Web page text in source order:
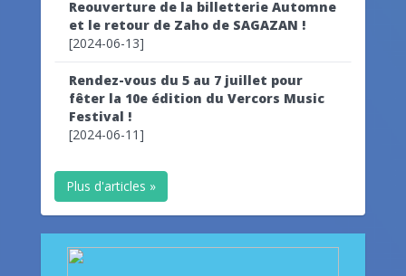
Reouverture de la billetterie Automne
et le retour de Zaho de SAGAZAN !
[2024-06-13]
Rendez-vous du 5 au 7 juillet pour
fêter la 10e édition du Vercors Music
Festival !
[2024-06-11]
Plus d'articles »